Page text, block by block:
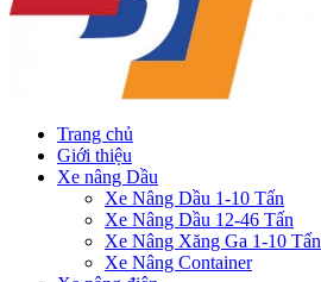
Trang chủ
Giới thiệu
Xe nâng Dầu
Xe Nâng Dầu 1-10 Tấn
Xe Nâng Dầu 12-46 Tấn
Xe Nâng Xăng Ga 1-10 Tấn
Xe Nâng Container